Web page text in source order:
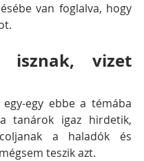
van foglalva, hogy
vizet
egy ebbe a témába
tanárok igaz hirdetik,
a haladók és
teszik azt.